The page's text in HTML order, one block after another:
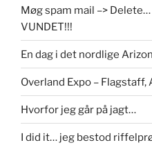
Møg spam mail –> Delete…
VUNDET!!!
En dag i det nordlige
Overland Expo – Flagstaff,
Hvorfor jeg går på jagt…
I did it… jeg bestod